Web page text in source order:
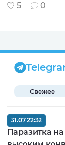
5
0
Свежее
Паразитка
31.07 22:32